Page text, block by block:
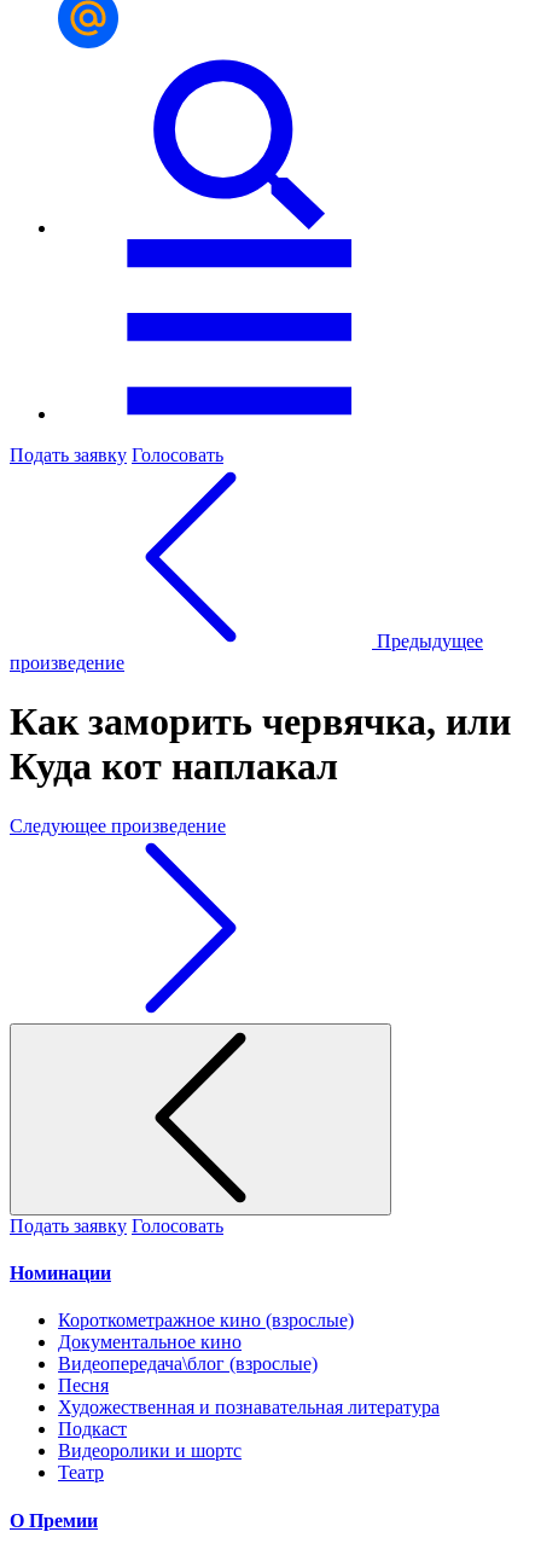
Подать заявку Голосовать
Предыдущее
произведение
Как заморить червячка, или
Куда кот наплакал
Следующее произведение
Подать заявку Голосовать
Номинации
Короткометражное кино (взрослые)
Документальное кино
Видеопередача\блог (взрослые)
Песня
Художественная и познавательная литература
Подкаст
Видеоролики и шортс
Театр
О Премии